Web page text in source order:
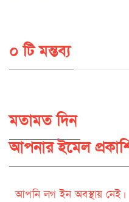
০ টি মন্তব্য
মতামত দিন
আপনার ইমেল
আপনি লগ ইন অবস্থায় নেই।